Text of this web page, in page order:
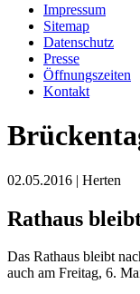
Impressum
Sitemap
Datenschutz
Presse
Öffnungszeiten
Kontakt
02.05.2016 | Herten
Rathaus
Das Rathaus bleibt
auch am Freitag, 6.